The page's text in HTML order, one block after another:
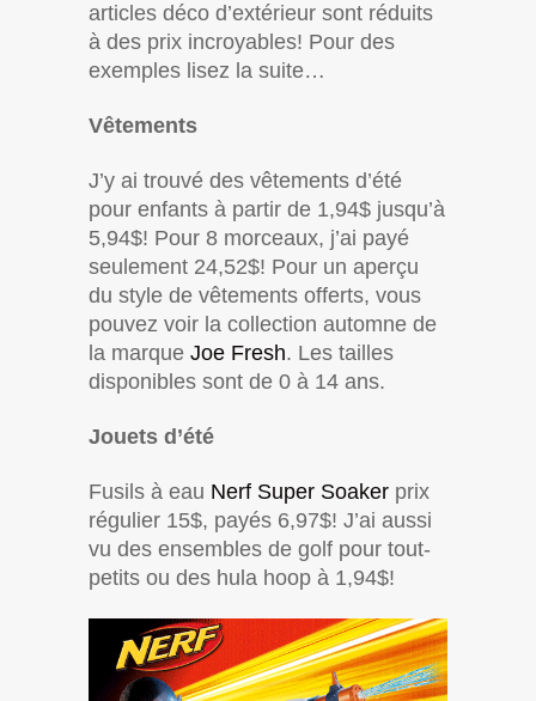
articles déco d’extérieur sont réduits
à des prix incroyables! Pour des
exemples lisez la suite…
Vêtements
J’y ai trouvé des vêtements d’été
pour enfants à partir de 1,94$ jusqu’à
5,94$! Pour 8 morceaux, j’ai payé
seulement 24,52$! Pour un aperçu
du style de vêtements offerts, vous
pouvez voir la collection automne de
la marque Joe Fresh. Les tailles
disponibles sont de 0 à 14 ans.
Jouets d’été
Fusils à eau Nerf Super Soaker prix
régulier 15$, payés 6,97$! J’ai aussi
vu des ensembles de golf pour tout-
petits ou des hula hoop à 1,94$!